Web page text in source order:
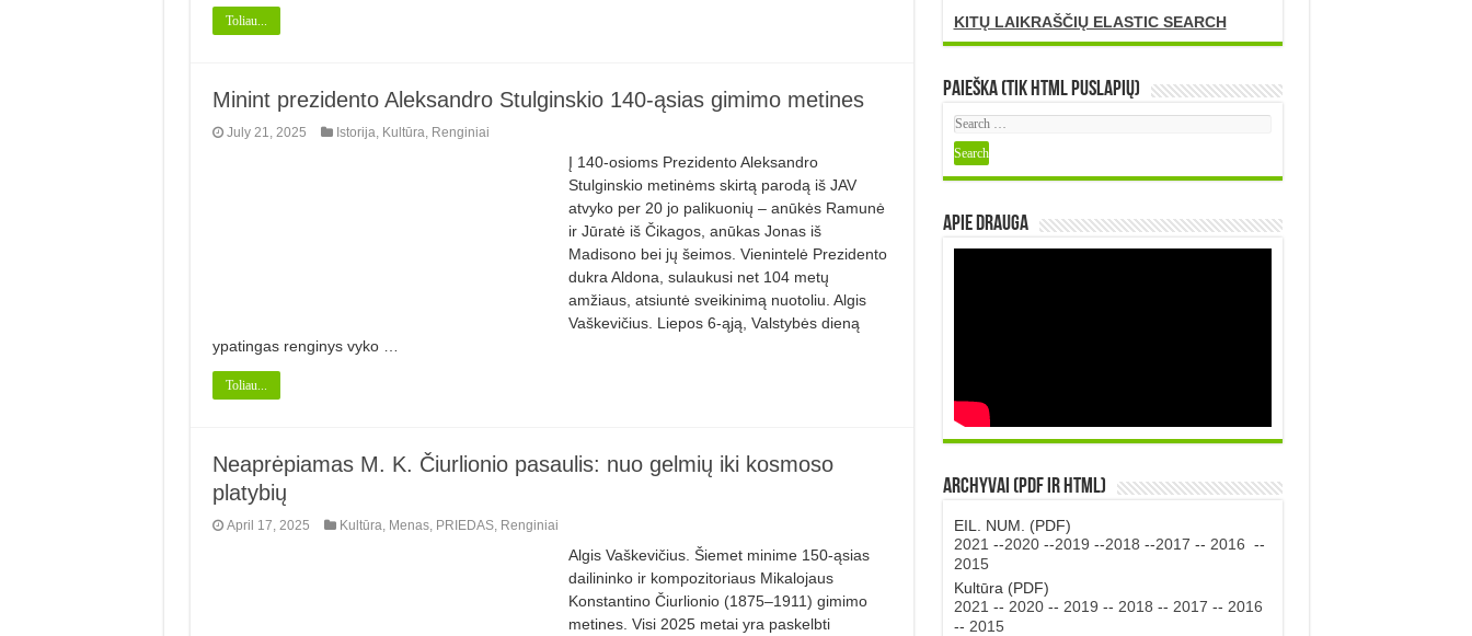
Toliau...
Minint prezidento Aleksandro Stulginskio 140-ąsias gimimo metines
July 21, 2025 Istorija Kultūra Renginiai
Į 140-osioms Prezidento Aleksandro
Stulginskio metinėms skirtą parodą iš JAV
atvyko per 20 jo palikuonių – anūkės Ramunė
ir Jūratė iš Čikagos, anūkas Jonas iš
Madisono bei jų šeimos. Vienintelė Prezidento
dukra Aldona, sulaukusi net 104 metų
amžiaus, atsiuntė sveikinimą nuotoliu. Algis
Vaškevičius. Liepos 6-ąją, Valstybės dieną
ypatingas renginys vyko …
Toliau...
Neaprėpiamas M. K. Čiurlionio pasaulis: nuo gelmių iki kosmoso
platybių
April 17, 2025 Kultūra Menas, PRIEDAS, Renginiai
Algis Vaškevičius. Šiemet minime 150-ąsias
dailininko ir kompozitoriaus Mikalojaus
Konstantino Čiurlionio (1875–1911) gimimo
metines. Vi­si 2025 metai yra paskelbti
KITŲ LAIKRAŠČIŲ ELASTIC SEARCH
Paieška (tik HTML puslapių)
Apie DRAUGA
Archyvai (PDF ir HTML)
EIL. NUM. (PDF)
2021 --2020--2019 --2018 --2017 -- 2016 --
2015
Kultūra (PDF)
2021 -- 2020-- 2019 -- 2018 -- 2017 -- 2016
-- 2015